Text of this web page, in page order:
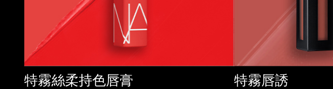
特霧絲柔持色唇膏 特霧唇誘